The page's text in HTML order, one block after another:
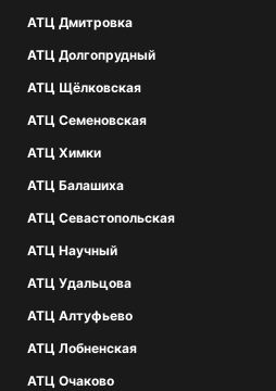
АТЦ Дмитровка
АТЦ Долгопрудный
АТЦ Щёлковская
АТЦ Семеновская
АТЦ Химки
АТЦ Балашиха
АТЦ Севастопольская
АТЦ Научный
АТЦ Удальцова
АТЦ Алтуфьево
АТЦ Лобненская
АТЦ Очаково